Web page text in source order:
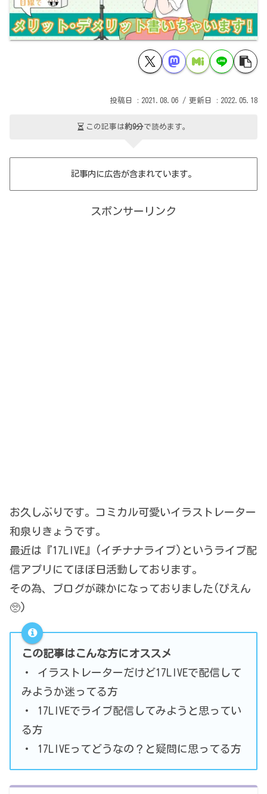
2021.08.06 2022.05.18
この記事は約9分で読めます。
記事内に広告が含まれています。
スポンサーリンク
お久しぶりです。コミカル可愛いイラストレーター
和泉りきょうです。
最近は『17LIVE』(イチナナライブ)というライブ配
信アプリにてほぼ日活動しております。
その為、ブログが疎かになっておりました(ぴえん
🥺)
この記事はこんな方にオススメ
・ イラストレーターだけど17LIVEで配信して
みようか迷ってる方
・ 17LIVEでライブ配信してみようと思ってい
る方
・ 17LIVEってどうなの？と疑問に思ってる方